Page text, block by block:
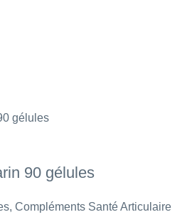
90 gélules
, Compléments Santé Articulaire